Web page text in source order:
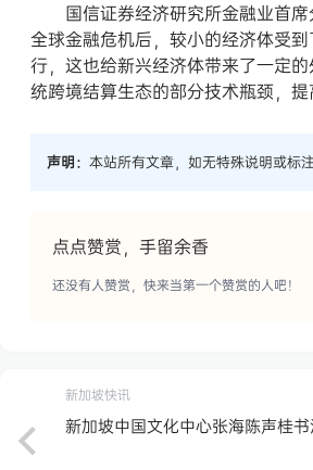
国信证券经济研究所金融业首席
全球金融危机后，较小的经济体受
行，这也给新兴经济体带来了一定
统跨境结算生态的部分技术瓶颈，提
声明： 本站所有文章，如无特殊说明或标
点点赞赏，手留余香
还没有人赞赏，快来当第一个赞赏的人吧！
新加坡快讯
新加坡中国文化中心张海陈声桂